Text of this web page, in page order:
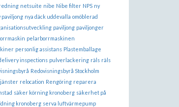
netsuite nibe Nibe filter NPS ny
paviljong nya däck uddevalla omöblerad
paviljong paviljonger
pelarborrmaskinen
personlig assistans Plastemballage
inspections pulverlackering räls räls
Redovisningsbyrå Stockholm
relocation Rengöring reparera
säker körning kronoberg säkerhet på
kronoberg serva luftvärmepump